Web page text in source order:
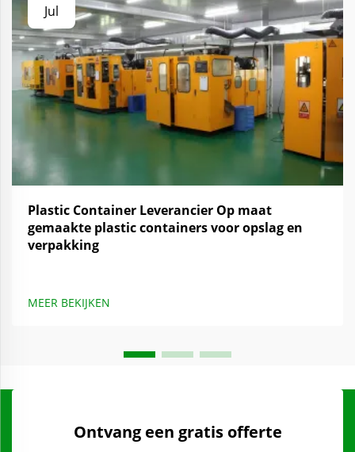
Jul
Plastic Container Leverancier Op maat
gemaakte plastic containers voor opslag en
verpakking
MEER BEKIJKEN
Ontvang een gratis offerte